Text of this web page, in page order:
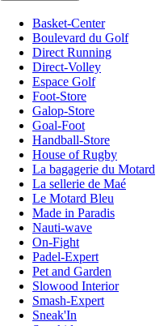
Basket-Center
Boulevard du Golf
Direct Running
Direct-Volley
Espace Golf
Foot-Store
Galop-Store
Goal-Foot
Handball-Store
House of Rugby
La bagagerie du Motard
La sellerie de Maé
Le Motard Bleu
Made in Paradis
Nauti-wave
On-Fight
Padel-Expert
Pet and Garden
Slowood Interior
Smash-Expert
Sneak'In